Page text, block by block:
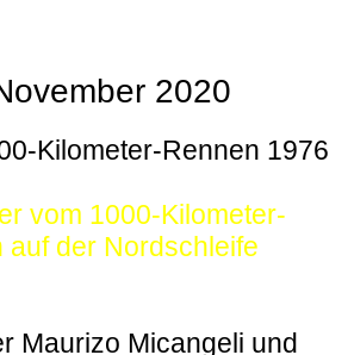
2020
Kilometer-Rennen 1976
vom 1000-Kilometer-
auf der Nordschleife
Maurizo Micangeli und